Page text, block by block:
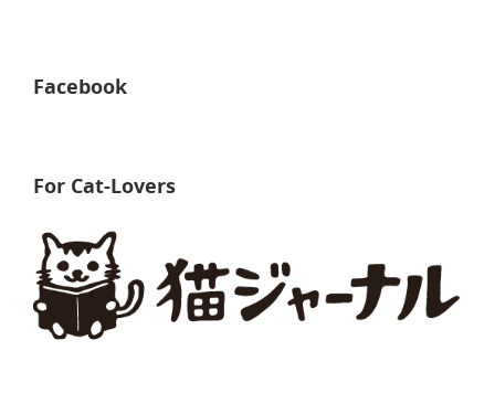
Facebook
For Cat-Lovers